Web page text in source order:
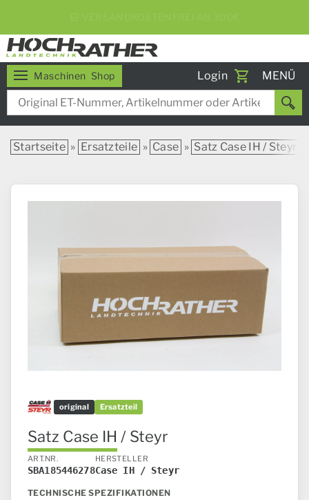
Maschinen Shop Login
Toggle
MENÜ
Startseite » Ersatzteile » Case » Satz Case IH / Steyr
original Ersatzteil
Satz Case IH / Steyr
ART.NR.
SBA185446278
HERSTELLER
Case IH / Steyr
TECHNISCHE SPEZIFIKATIONEN